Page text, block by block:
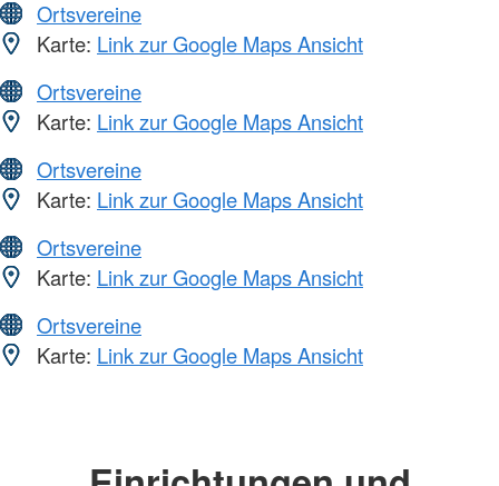
Ortsvereine
Karte: Link zur Google Maps Ansicht
Ortsvereine
Karte: Link zur Google Maps Ansicht
Ortsvereine
Karte: Link zur Google Maps Ansicht
Ortsvereine
Karte: Link zur Google Maps Ansicht
Ortsvereine
Karte: Link zur Google Maps Ansicht